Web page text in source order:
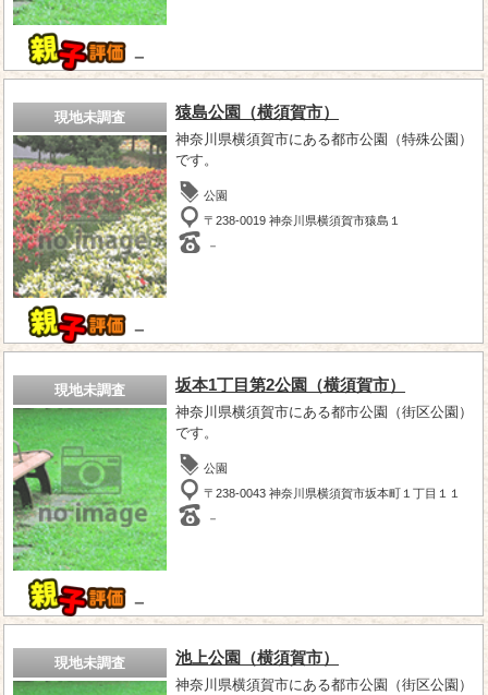
－
現地未調査
－
猿島公園（横須賀市）
神奈川県横須賀市にある都市公園（特殊公園）
です。
公園
〒238-0019 神奈川県横須賀市猿島１
－
現地未調査
－
坂本1丁目第2公園（横須賀市）
神奈川県横須賀市にある都市公園（街区公園）
です。
公園
〒238-0043 神奈川県横須賀市坂本町１丁目１１
－
現地未調査 池上公園（横須賀市）
神奈川県横須賀市にある都市公園（街区公園）